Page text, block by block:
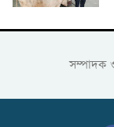
সম্পাদক